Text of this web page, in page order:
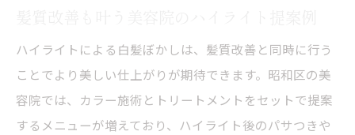
ハイライトによる白髪ぼかしは、髪質改善と同時に行う
ことでより美しい仕上がりが期待できます。昭和区の美
容院では、カラー施術とトリートメントをセットで提案
するメニューが増えており、ハイライト後のパサつきや